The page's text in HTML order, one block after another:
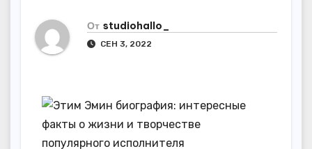
От studiohallo_
СЕН 3, 2022